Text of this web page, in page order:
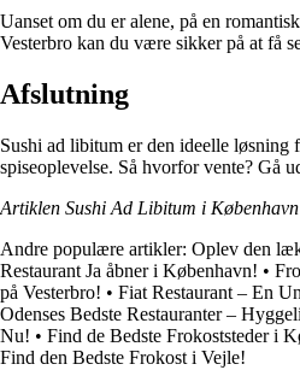
Uanset om du er alene, på en
Vesterbro kan du være sikker på at få
Afslutning
Sushi ad libitum er den ideelle løsning
spiseoplevelse. Så hvorfor vente? Gå
Artiklen Sushi Ad Libitum i
Andre populære artikler: Oplev den
Restaurant Ja åbner i København! •
på Vesterbro! • Fiat Restaurant – En
Odenses Bedste Restauranter –
Nu! • Find de Bedste Frokoststeder i
Find den Bedste Frokost i Vejle!